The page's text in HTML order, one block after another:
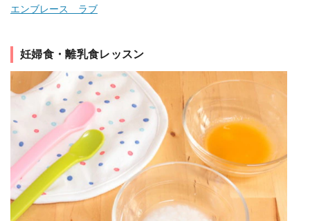
エンブレース ラブ
妊婦食・離乳食レッスン